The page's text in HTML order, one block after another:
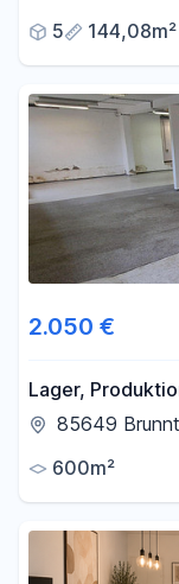
5
144,08m²
2.050 €
Lager,
85649
600m²